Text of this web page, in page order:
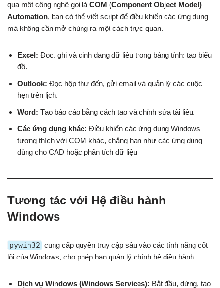
qua một công nghệ gọi là COM (Component Object Model)
Automation, bạn có thể viết script để điều khiển các ứng dụng
mà không cần mở chúng ra một cách trực quan.
Excel: Đọc, ghi và định dạng dữ liệu trong bảng tính; tạo biểu
đồ.
Outlook: Đọc hộp thư đến, gửi email và quản lý các cuộc
hẹn trên lịch.
Word: Tạo báo cáo bằng cách tạo và chỉnh sửa tài liệu.
Các ứng dụng khác: Điều khiển các ứng dụng Windows
tương thích với COM khác, chẳng hạn như các ứng dụng
dùng cho CAD hoặc phân tích dữ liệu.
Tương tác với Hệ điều hành
Windows
pywin32 cung cấp quyền truy cập sâu vào các tính năng cốt
lõi của Windows, cho phép bạn quản lý chính hệ điều hành.
Dịch vụ Windows (Windows Services): Bắt đầu, dừng, tạo